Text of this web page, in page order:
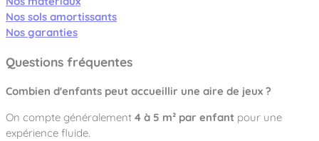
Nos sols amortissants
Nos garanties
Questions fréquentes
Combien d'enfants peut accueillir une aire de jeux ?
On compte généralement 4 à 5 m² par enfant pour une
expérience fluide.